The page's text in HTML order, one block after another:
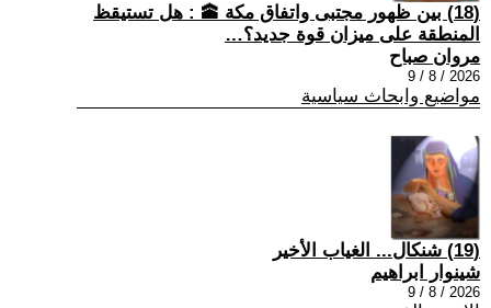
(18) بين ظهور مجتبى واتفاق مكة 🕋 : هل تستيقظ
المنطقة على ميزان قوة جديد؟…
مروان صباح
2026 / 8 / 9
مواضيع وابحاث سياسية
(19) شنكال... الغياب الأخير
شينوار ابراهيم
2026 / 8 / 9